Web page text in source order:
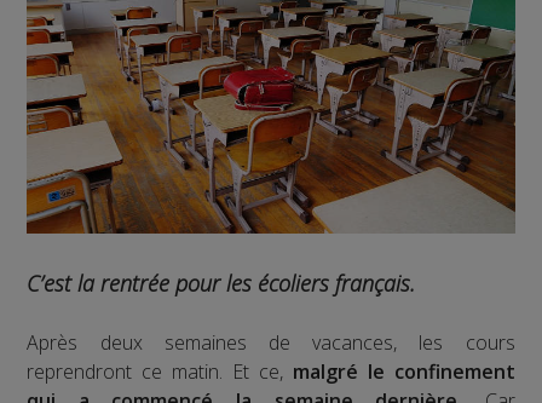
C’est la rentrée pour les écoliers français.
Après deux semaines de vacances, les cours
reprendront ce matin. Et ce, malgré le confinement